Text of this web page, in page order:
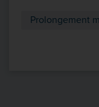
Prolongement